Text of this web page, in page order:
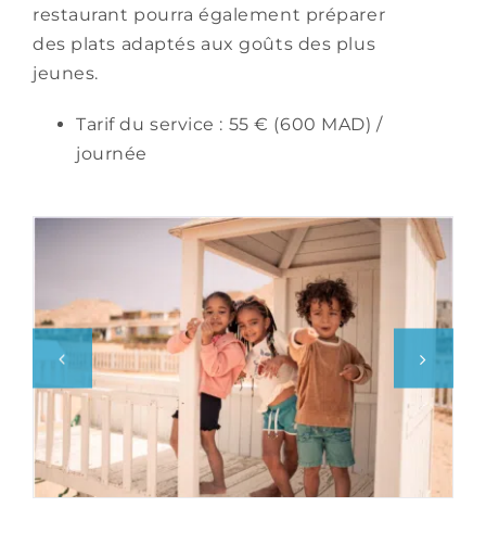
restaurant pourra également préparer
des plats adaptés aux goûts des plus
jeunes.
Tarif du service : 55 € (600 MAD) /
journée